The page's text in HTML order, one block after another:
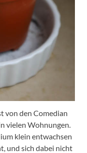
von den Comedian
vielen Wohnungen.
klein entwachsen
und sich dabei nicht